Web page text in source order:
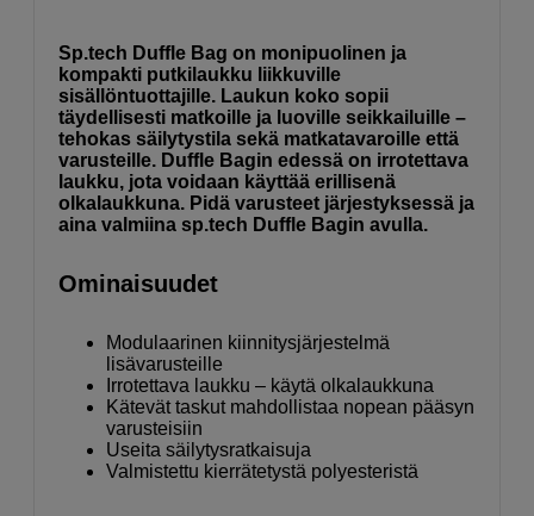
Sp.tech Duffle Bag on monipuolinen ja
kompakti putkilaukku liikkuville
sisällöntuottajille. Laukun koko sopii
täydellisesti matkoille ja luoville seikkailuille –
tehokas säilytystila sekä matkatavaroille että
varusteille. Duffle Bagin edessä on irrotettava
laukku, jota voidaan käyttää erillisenä
olkalaukkuna. Pidä varusteet järjestyksessä ja
aina valmiina sp.tech Duffle Bagin avulla.
Ominaisuudet
Modulaarinen kiinnitysjärjestelmä
lisävarusteille
Irrotettava laukku – käytä olkalaukkuna
Kätevät taskut mahdollistaa nopean pääsyn
varusteisiin
Useita säilytysratkaisuja
Valmistettu kierrätetystä polyesteristä